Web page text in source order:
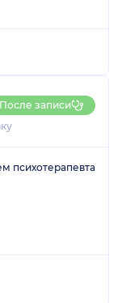
После записи
психотерапевта